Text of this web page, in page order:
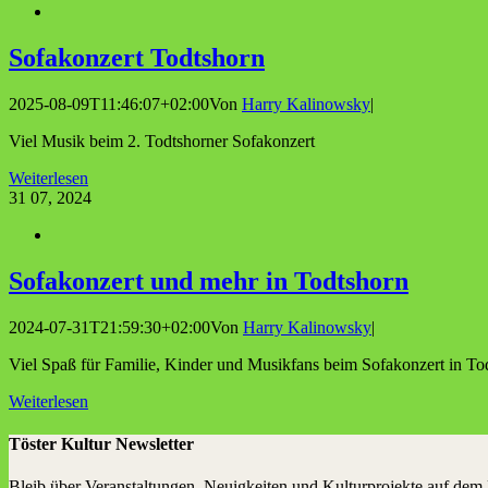
Sofa­kon­zert Todtshorn
2025-08-09T11:46:07+02:00Von Harry Kalinowsky|
Viel Musik beim 2. Todtshorner Sofakonzert
Weiterlesen
31 07, 2024
Sofa­kon­zert und mehr in Todtshorn
2024-07-31T21:59:30+02:00Von Harry Kalinowsky|
Viel Spaß für Familie, Kinder und Musikfans beim Sofakonzert in
Weiterlesen
Töster Kultur Newsletter